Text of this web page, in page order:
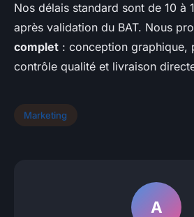
Nos délais standard sont de 10 à
après validation du BAT. Nous
complet : conception graphique,
contrôle qualité et livraison
Marketing
A